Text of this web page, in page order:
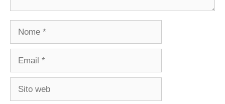
Nome
Email
Sito